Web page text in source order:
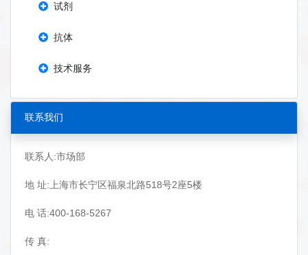
试剂
抗体
技术服务
联系我们
联系人:市场部
地 址:上海市长宁区福泉北路518号2座5楼
电 话:400-168-5267
传 真: